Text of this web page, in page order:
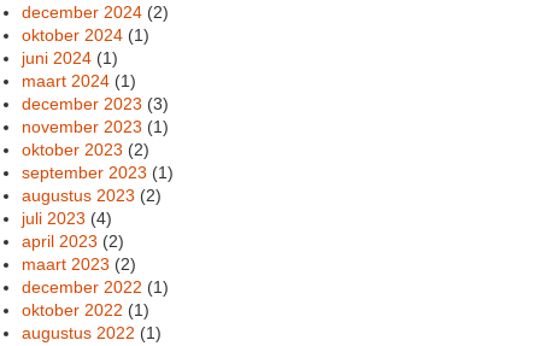
december 2024 (2)
oktober 2024 (1)
juni 2024 (1)
maart 2024 (1)
december 2023 (3)
november 2023 (1)
oktober 2023 (2)
september 2023 (1)
augustus 2023 (2)
juli 2023 (4)
april 2023 (2)
maart 2023 (2)
december 2022 (1)
oktober 2022 (1)
augustus 2022 (1)